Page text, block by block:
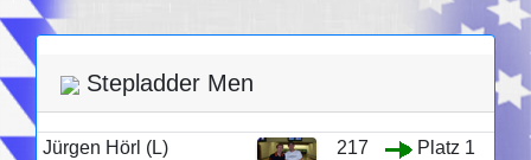
Stepladder Men
Jürgen Hörl (L) 217
Platz 1